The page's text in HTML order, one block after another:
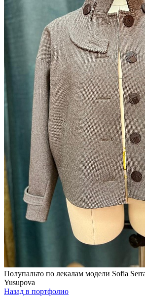
Полупальто по лекалам модели Sofia
Yusupova
Назад в портфолио